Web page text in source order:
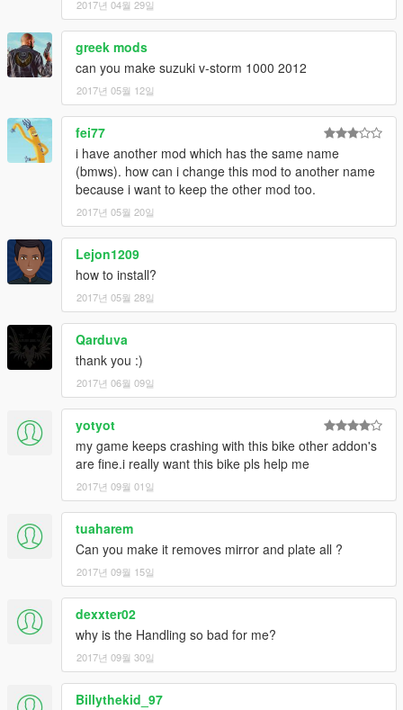
2017년 04월 29일
greek mods
can you make suzuki v-storm 1000 2012
2017년 05월 12일
fei77
i have another mod which has the same name
(bmws). how can i change this mod to another name
because i want to keep the other mod too.
2017년 05월 20일
Lejon1209
how to install?
2017년 05월 28일
Qarduva
thank you :)
2017년 06월 09일
yotyot
my game keeps crashing with this bike other addon's
are fine.i really want this bike pls help me
2017년 09월 01일
tuaharem
Can you make it removes mirror and plate all ?
2017년 09월 15일
dexxter02
why is the Handling so bad for me?
2017년 09월 30일
Billythekid_97